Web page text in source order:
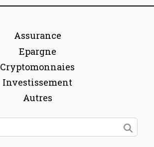
Assurance
Epargne
Cryptomonnaies
Investissement
Autres